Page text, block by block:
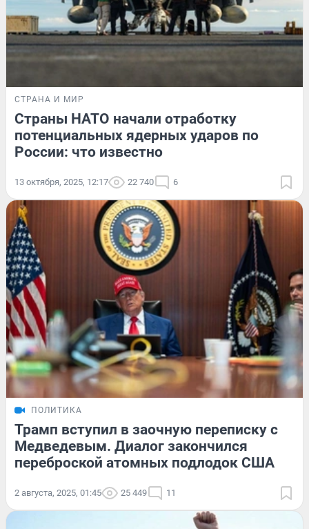
СТРАНА И МИР
Страны НАТО начали отработку
потенциальных ядерных ударов по
России: что известно
13 октября, 2025, 12:17 22 740 6
ПОЛИТИКА
Трамп вступил в заочную переписку с
Медведевым. Диалог закончился
переброской атомных подлодок США
2 августа, 2025, 01:45 25 449 11